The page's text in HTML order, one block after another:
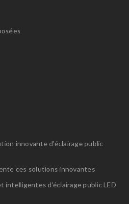
innovante d’éclairage public
ces solutions innovantes
intelligentes d’éclairage public LED